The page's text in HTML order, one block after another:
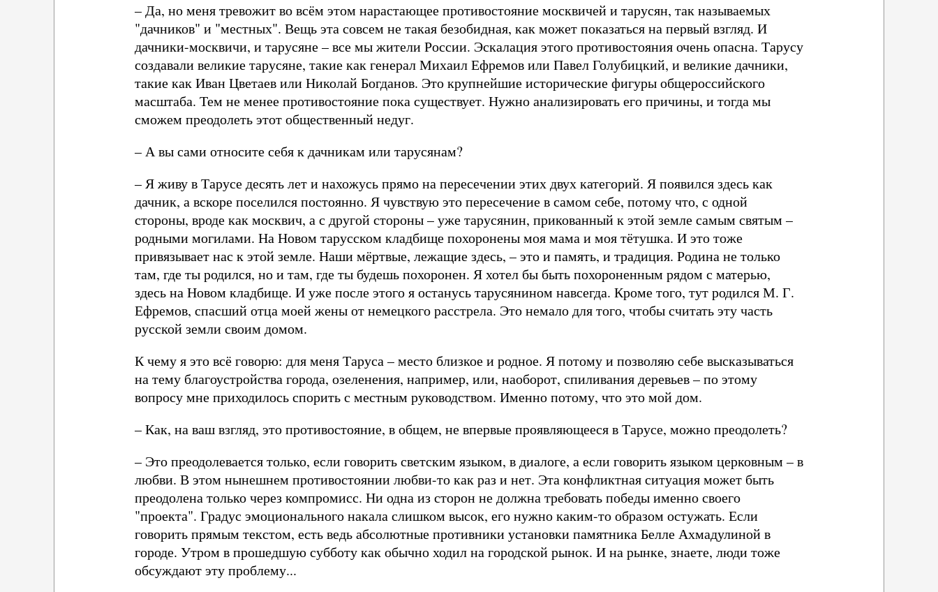
– Да, но меня тревожит во всём этом нарастающее противостояние москвичей и тарусян, так называемых
"дачников" и "местных". Вещь эта совсем не такая безобидная, как может показаться на первый взгляд. И
дачники-москвичи, и тарусяне – все мы жители России. Эскалация этого противостояния очень опасна. Тарусу
создавали великие тарусяне, такие как генерал Михаил Ефремов или Павел Голубицкий, и великие дачники,
такие как Иван Цветаев или Николай Богданов. Это крупнейшие исторические фигуры общероссийского
масштаба. Тем не менее противостояние пока существует. Нужно анализировать его причины, и тогда мы
сможем преодолеть этот общественный недуг.
– А вы сами относите себя к дачникам или тарусянам?
– Я живу в Тарусе десять лет и нахожусь прямо на пересечении этих двух категорий. Я появился здесь как
дачник, а вскоре поселился постоянно. Я чувствую это пересечение в самом себе, потому что, с одной
стороны, вроде как москвич, а с другой стороны – уже тарусянин, прикованный к этой земле самым святым –
родными могилами. На Новом тарусском кладбище похоронены моя мама и моя тётушка. И это тоже
привязывает нас к этой земле. Наши мёртвые, лежащие здесь, – это и память, и традиция. Родина не только
там, где ты родился, но и там, где ты будешь похоронен. Я хотел бы быть похороненным рядом с матерью,
здесь на Новом кладбище. И уже после этого я останусь тарусянином навсегда. Кроме того, тут родился М. Г.
Ефремов, спасший отца моей жены от немецкого расстрела. Это немало для того, чтобы считать эту часть
русской земли своим домом.
К чему я это всё говорю: для меня Таруса – место близкое и родное. Я потому и позволяю себе высказываться
на тему благоустройства города, озеленения, например, или, наоборот, спиливания деревьев – по этому
вопросу мне приходилось спорить с местным руководством. Именно потому, что это мой дом.
– Как, на ваш взгляд, это противостояние, в общем, не впервые проявляющееся в Тарусе, можно преодолеть?
– Это преодолевается только, если говорить светским языком, в диалоге, а если говорить языком церковным – в
любви. В этом нынешнем противостоянии любви-то как раз и нет. Эта конфликтная ситуация может быть
преодолена только через компромисс. Ни одна из сторон не должна требовать победы именно своего
"проекта". Градус эмоционального накала слишком высок, его нужно каким-то образом остужать. Если
говорить прямым текстом, есть ведь абсолютные противники установки памятника Белле Ахмадулиной в
городе. Утром в прошедшую субботу как обычно ходил на городской рынок. И на рынке, знаете, люди тоже
обсуждают эту проблему...